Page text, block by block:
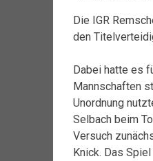
Die IGR
den
Dabei hatte es
Mannschaften
Unordnung
Selbach beim
Versuch
Knick. Das